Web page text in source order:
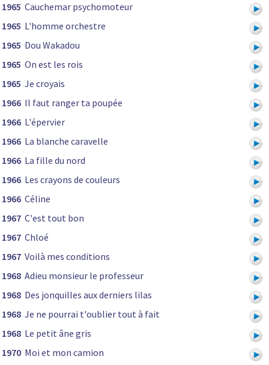
1965 Cauchemar psychomoteur
1965 L'homme orchestre
1965 Dou Wakadou
1965 On est les rois
1965 Je croyais
1966 Il faut ranger ta poupée
1966 L'épervier
1966 La blanche caravelle
1966 La fille du nord
1966 Les crayons de couleurs
1966 Céline
1967 C'est tout bon
1967 Chloé
1967 Voilà mes conditions
1968 Adieu monsieur le professeur
1968 Des jonquilles aux derniers lilas
1968 Je ne pourrai t'oublier tout à fait
1968 Le petit âne gris
1970 Moi et mon camion